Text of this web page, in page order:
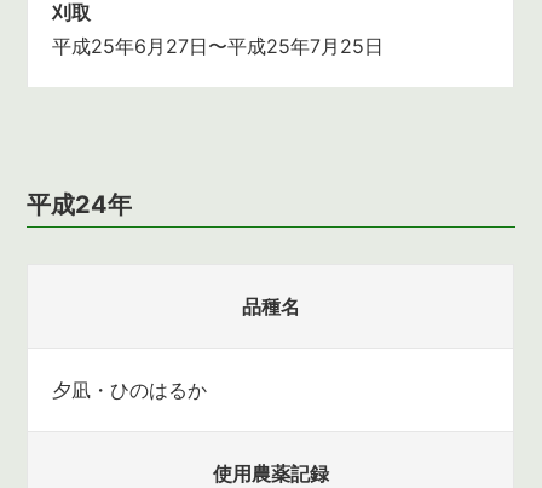
刈取
平成25年6月27日〜平成25年7月25日
平成24年
品種名
夕凪・ひのはるか
使用農薬記録